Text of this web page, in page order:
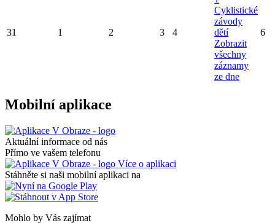
31 1 2 3 4
Cyklistické
závody
dětí
Zobrazit
všechny
záznamy
ze dne
6
Mobilní aplikace
Aktuální informace od nás
Přímo ve vašem telefonu
Více o aplikaci
Stáhněte si naši mobilní aplikaci na
Mohlo by Vás zajímat